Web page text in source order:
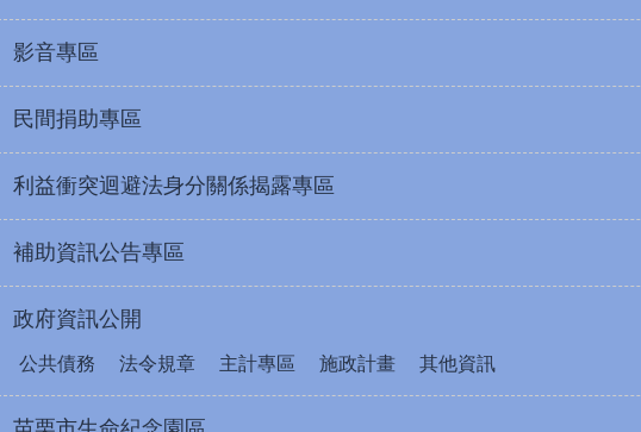
影音專區
民間捐助專區
利益衝突迴避法身分關係揭露專區
補助資訊公告專區
政府資訊公開
公共債務 法令規章 主計專區 施政計畫 其他資訊